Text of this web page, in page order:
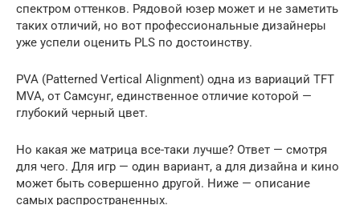
спектром оттенков. Рядовой юзер может и не заметить
таких отличий, но вот профессиональные дизайнеры
уже успели оценить PLS по достоинству.
PVA (Patterned Vertical Alignment) одна из вариаций TFT
MVA, от Самсунг, единственное отличие которой —
глубокий черный цвет.
Но какая же матрица все-таки лучше? Ответ — смотря
для чего. Для игр — один вариант, а для дизайна и кино
может быть совершенно другой. Ниже — описание
самых распространенных.